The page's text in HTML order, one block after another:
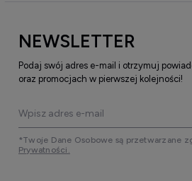
NEWSLETTER
Podaj swój adres e-mail i otrzymuj
oraz promocjach w pierwszej kolejności!
*Twoje Dane Osobowe są przetwarzane
Prywatności.